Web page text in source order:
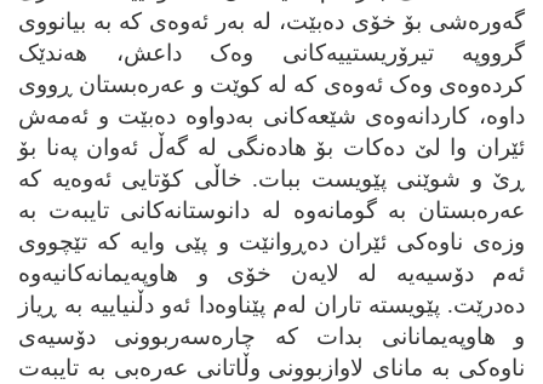
گه‌وره‌شی بۆ خۆی ده‌بێت، له‌ به‌ر ئه‌وه‌ی که‌ به‌ بیانووی
گرووپه‌ تیرۆریستییه‌کانی وه‌ک داعش، هه‌ندێک
کرده‌وه‌ی وه‌ک ئه‌وه‌ی که‌ له‌ کوێت و عه‌ره‌بستان ڕووی
داوه‌، کاردانه‌وه‌ی شێعه‌کانی به‌دواوه‌ ده‌بێت و ئه‌مه‌ش
ئێران وا لێ ده‌کات بۆ هاده‌نگی له‌ گه‌ڵ ئه‌وان په‌نا بۆ
ڕێ و شوێنی پێویست ببات. خاڵی کۆتایی ئه‌وه‌یه‌ که‌
عه‌ره‌بستان به‌ گومانه‌وه‌ له‌ دانوستانه‌کانی تایبه‌ت به‌
وزه‌ی ناوه‌کی ئێران ده‌ڕوانێت و پێی وایه‌ که‌ تێچووی
ئه‌م دۆسیه‌یه‌ له‌ لایه‌ن خۆی و هاوپه‌یمانه‌کانیه‌وه‌
ده‌درێت. پێویسته‌ تاران له‌م پێناوه‌دا ئه‌و دڵنیاییه‌ به‌ ڕیاز
و هاوپه‌یمانانی بدات که‌ چاره‌سه‌ربوونی دۆسیه‌ی
ناوه‌کی به‌ مانای لاوازبوونی وڵاتانی عه‌ره‌بی به‌ تایبه‌ت